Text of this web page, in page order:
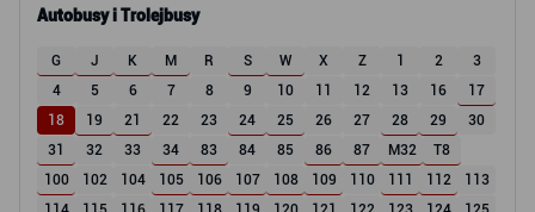
Autobusy i Trolejbusy
G J K M R S W X Z 1 2
3
4
5 6 7 8 9 10 11 12 13 16
17
18
19 21 22 23 24 25 26 27 28 29
30
31
32 33 34 83 84 85 86 87 M32
T8
100
102 104 105 106 107 108 109 110 111 112
113